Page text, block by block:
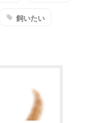
飼いたい